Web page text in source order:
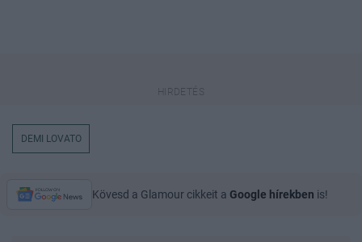
DEMI LOVATO
Kövesd a Glamour cikkeit a Google hírekben is!